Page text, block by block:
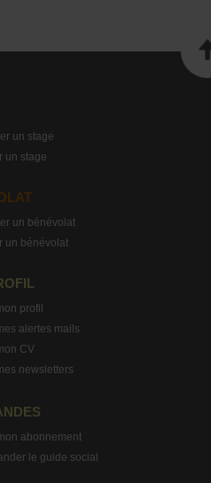
un stage
un stage
un bénévolat
un bénévolat
profil
alertes mails
CV
newsletters
abonnement
le guide social